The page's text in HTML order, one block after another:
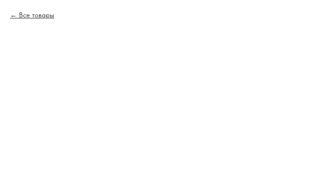
Все товары